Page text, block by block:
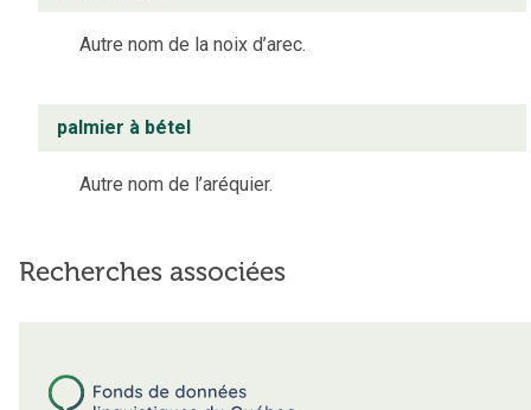
Autre nom de la noix d’arec.
palmier à bétel
Autre nom de l’aréquier.
Recherches associées